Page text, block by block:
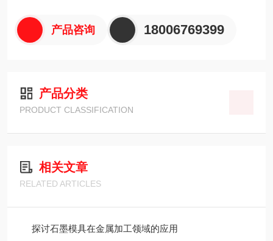
产品咨询 18006769399
产品分类
PRODUCT CLASSIFICATION
相关文章
RELATED ARTICLES
探讨石墨模具在金属加工领域的应用